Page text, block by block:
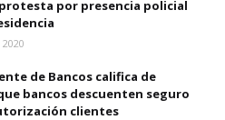
por presencia policial
de Bancos califica de
bancos descuenten seguro
clientes